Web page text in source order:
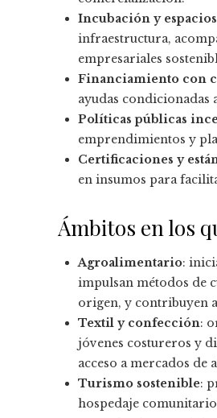
Incubación y
infraestructura,
empresariales
Financiamiento con
ayudas
Políticas públicas
emprendimientos y
Certificaciones y
en insumos para
Ámbitos en los
Agroalimentario:
impulsan métodos de
origen, y contribuyen
Textil y confección:
jóvenes costureros y
acceso a mercados de
Turismo sostenible:
hospedaje